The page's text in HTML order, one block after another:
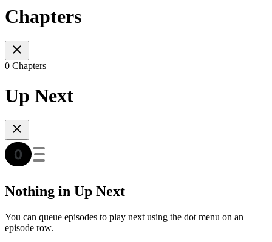
Chapters
0 Chapters
Up Next
Nothing in Up Next
You can queue episodes to play next using the dot menu on an
episode row.